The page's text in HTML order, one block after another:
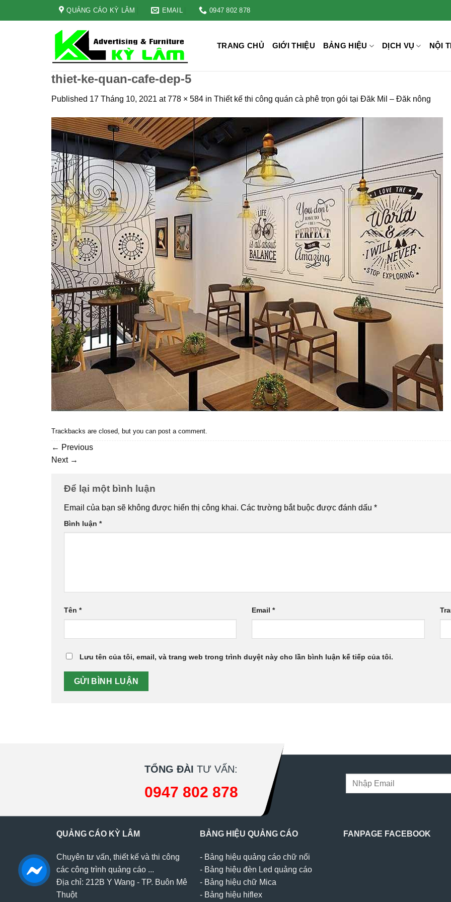
QUẢNG CÁO KỲ LÂM EMAIL 0947 802 878
TRANG CHỦ GIỚI THIỆU BẢNG HIỆU DỊCH VỤ NỘI
thiet-ke-quan-cafe-dep-5
Published 17 Tháng 10, 2021 at778 × 584 in Thiết kế thi công quán cà phê trọn gói tại Đăk Mil – Đăk nông
Trackbacks are closed, but you can post a comment.
← Previous
Next →
Để lại một bình luận
Email của bạn sẽ không được hiển thị công khai. Các trường bắt buộc được đánh dấu *
Bình luận *
Tên * Email*
Lưu tên của tôi, email, và trang web trong trình duyệt này cho lần bình luận kế tiếp của tôi.
TỔNG ĐÀI TƯ VẤN:
0947 802 878
QUẢNG CÁO KỲ LÂM
Chuyên tư vấn, thiết kế và thi công
các công trình quảng cáo ...
Địa chỉ: 212B Y Wang - TP. Buôn Mê
Thuột
BẢNG HIỆU QUẢNG CÁO
- Bảng hiệu quảng cáo chữ nổi
- Bảng hiệu đèn Led quảng cáo
- Bảng hiệu chữ Mica
- Bảng hiệu hiflex
FANPAGE FACEBOOK